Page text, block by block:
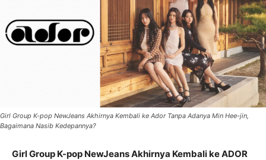
Girl Group K-pop NewJeans Akhirnya Kembali ke Ador Tanpa Adanya Min Hee-jin,
Bagaimana Nasib Kedepannya?
Girl Group K-pop NewJeans Akhirnya Kembali ke ADOR